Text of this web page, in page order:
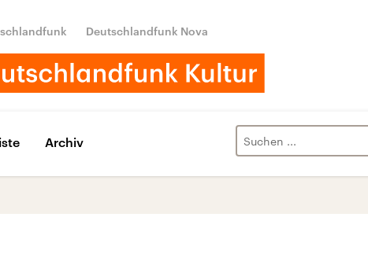
Deutschlandfunk Nova
Archiv